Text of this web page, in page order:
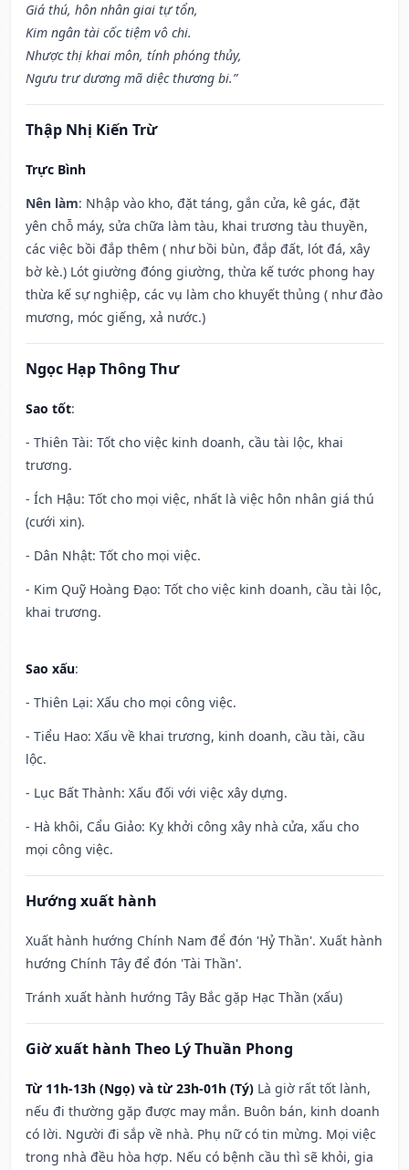
Giá thú, hôn nhân giai tự tổn,
Kim ngân tài cốc tiệm vô chi.
Nhược thị khai môn, tính phóng thủy,
Ngưu trư dương mã diệc thương bi.”
Thập Nhị Kiến Trừ
Trực Bình
Nên làm: Nhập vào kho, đặt táng, gắn cửa, kê gác, đặt
yên chỗ máy, sửa chữa làm tàu, khai trương tàu thuyền,
các việc bồi đắp thêm ( như bồi bùn, đắp đất, lót đá, xây
bờ kè.) Lót giường đóng giường, thừa kế tước phong hay
thừa kế sự nghiệp, các vụ làm cho khuyết thủng ( như đào
mương, móc giếng, xả nước.)
Ngọc Hạp Thông Thư
Sao tốt:
- Thiên Tài: Tốt cho việc kinh doanh, cầu tài lộc, khai
trương.
- Ích Hậu: Tốt cho mọi việc, nhất là việc hôn nhân giá thú
(cưới xin).
- Dân Nhật: Tốt cho mọi việc.
- Kim Quỹ Hoàng Đạo: Tốt cho việc kinh doanh, cầu tài lộc,
khai trương.
Sao xấu:
- Thiên Lại: Xấu cho mọi công việc.
- Tiểu Hao: Xấu về khai trương, kinh doanh, cầu tài, cầu
lộc.
- Lục Bất Thành: Xấu đối với việc xây dựng.
- Hà khôi, Cẩu Giảo: Kỵ khởi công xây nhà cửa, xấu cho
mọi công việc.
Hướng xuất hành
Xuất hành hướng Chính Nam để đón 'Hỷ Thần'. Xuất hành
hướng Chính Tây để đón 'Tài Thần'.
Tránh xuất hành hướng Tây Bắc gặp Hạc Thần (xấu)
Giờ xuất hành Theo Lý Thuần Phong
Từ 11h-13h (Ngọ) và từ 23h-01h (Tý) Là giờ rất tốt lành,
nếu đi thường gặp được may mắn. Buôn bán, kinh doanh
có lời. Người đi sắp về nhà. Phụ nữ có tin mừng. Mọi việc
trong nhà đều hòa hợp. Nếu có bệnh cầu thì sẽ khỏi, gia